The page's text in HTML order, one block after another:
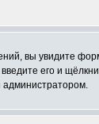
вы увидите
его и
администратором.